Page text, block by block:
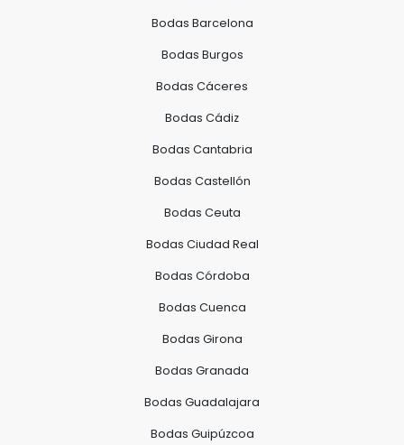
Bodas Barcelona
Bodas Burgos
Bodas Cáceres
Bodas Cádiz
Bodas Cantabria
Bodas Castellón
Bodas Ceuta
Bodas Ciudad Real
Bodas Córdoba
Bodas Cuenca
Bodas Girona
Bodas Granada
Bodas Guadalajara
Bodas Guipúzcoa